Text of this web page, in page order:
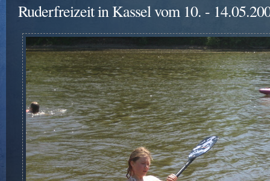
Ruderfreizeit in Kassel vom 10. -